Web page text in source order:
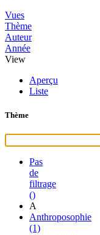
Vues
Thème
Auteur
Année
View
Aperçu
Liste
Thème
Pas
de
filtrage
()
A
Anthroposophie
(1)